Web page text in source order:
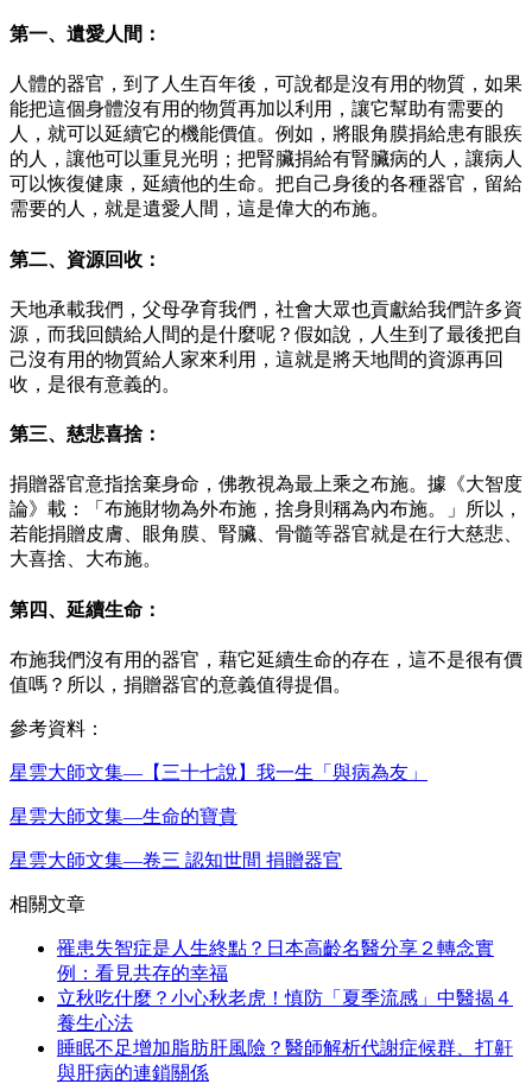
第一、遺愛人間：
人體的器官，到了人生百年後，可說都是沒有用的物質，如果
能把這個身體沒有用的物質再加以利用，讓它幫助有需要的
人，就可以延續它的機能價值。例如，將眼角膜捐給患有眼疾
的人，讓他可以重見光明；把腎臟捐給有腎臟病的人，讓病人
可以恢復健康，延續他的生命。把自己身後的各種器官，留給
需要的人，就是遺愛人間，這是偉大的布施。
第二、資源回收：
天地承載我們，父母孕育我們，社會大眾也貢獻給我們許多資
源，而我回饋給人間的是什麼呢？假如說，人生到了最後把自
己沒有用的物質給人家來利用，這就是將天地間的資源再回
收，是很有意義的。
第三、慈悲喜捨：
捐贈器官意指捨棄身命，佛教視為最上乘之布施。據《大智度
論》載：「布施財物為外布施，捨身則稱為內布施。」所以，
若能捐贈皮膚、眼角膜、腎臟、骨髓等器官就是在行大慈悲、
大喜捨、大布施。
第四、延續生命：
布施我們沒有用的器官，藉它延續生命的存在，這不是很有價
值嗎？所以，捐贈器官的意義值得提倡。
參考資料：
星雲大師文集—【三十七說】我一生「與病為友」
星雲大師文集—生命的寶貴
星雲大師文集—卷三 認知世間 捐贈器官
相關文章
罹患失智症是人生終點？日本高齡名醫分享２轉念實
例：看見共存的幸福
立秋吃什麼？小心秋老虎！慎防「夏季流感」中醫揭４
養生心法
睡眠不足增加脂肪肝風險？醫師解析代謝症候群、打鼾
與肝病的連鎖關係